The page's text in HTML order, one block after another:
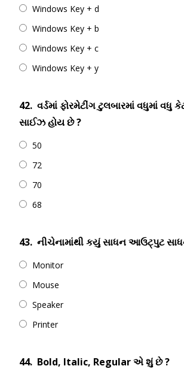
Windows Key + d
Windows Key + b
Windows Key + c
Windows Key + y
42. વર્ડમાં ફોરમેટીંગ ટુલબારમાં વધુમાં વધુ
સાઈઝ હોય છે ?
50
72
70
68
43. નીચેનામાંથી કયું સાધન આઉટ્પુટ
Monitor
Mouse
Speaker
Printer
44. Bold, Italic, Regular એ શું છે ?